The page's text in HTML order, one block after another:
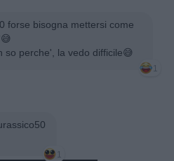
forse bisogna mettersi come
so perche', la vedo difficile😅
1
1